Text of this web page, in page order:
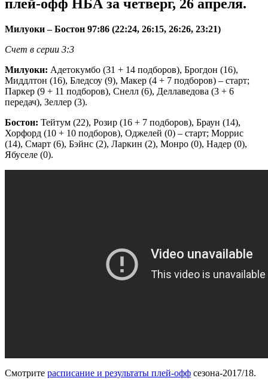
плей-офф НБА за четверг, 26 апреля.
Милуоки – Бостон 97:86 (22:24, 26:15, 26:26, 23:21)
Счет в серии 3:3
Милуоки: Адетокумбо (31 + 14 подборов), Брогдон (16),
Миддлтон (16), Бледсоу (9), Макер (4 + 7 подборов) – старт;
Паркер (9 + 11 подборов), Снелл (6), Деллаведова (3 + 6
передач), Зеллер (3).
Бостон: Тейтум (22), Розир (16 + 7 подборов), Браун (14),
Хорфорд (10 + 10 подборов), Оджелей (0) – старт; Моррис
(14), Смарт (6), Бэйнс (2), Ларкин (2), Монро (0), Надер (0),
Ябуселе (0).
Смотрите расписание и результаты плей-офф сезона-2017/18.